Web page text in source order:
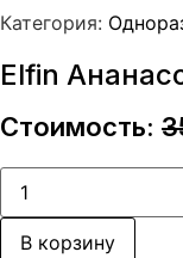
Категория:
Elfin
Стоимость:
Количество
товара
Elfin
Ананасовый
ледВ корзину